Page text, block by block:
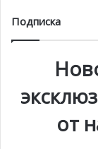
Подписка
от